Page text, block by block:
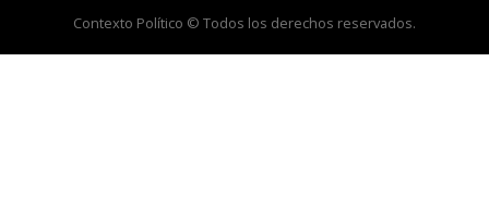
Contexto Político © Todos los derechos reservados.